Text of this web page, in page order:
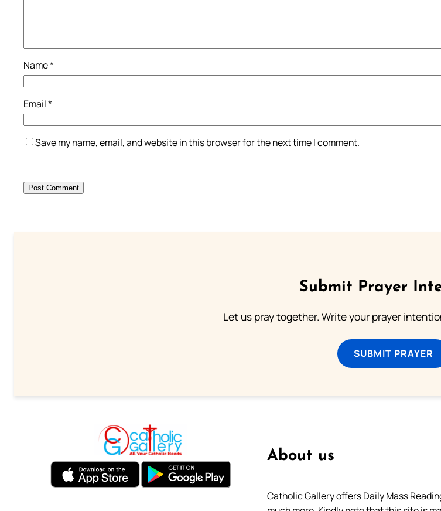
Name*
Email*
Save my name, email, and website in this browser for the next time I comment.
Submit Prayer
Let us pray together. Write your prayer
SUBMIT PRAYER
About us
Catholic Gallery offers Daily Mass